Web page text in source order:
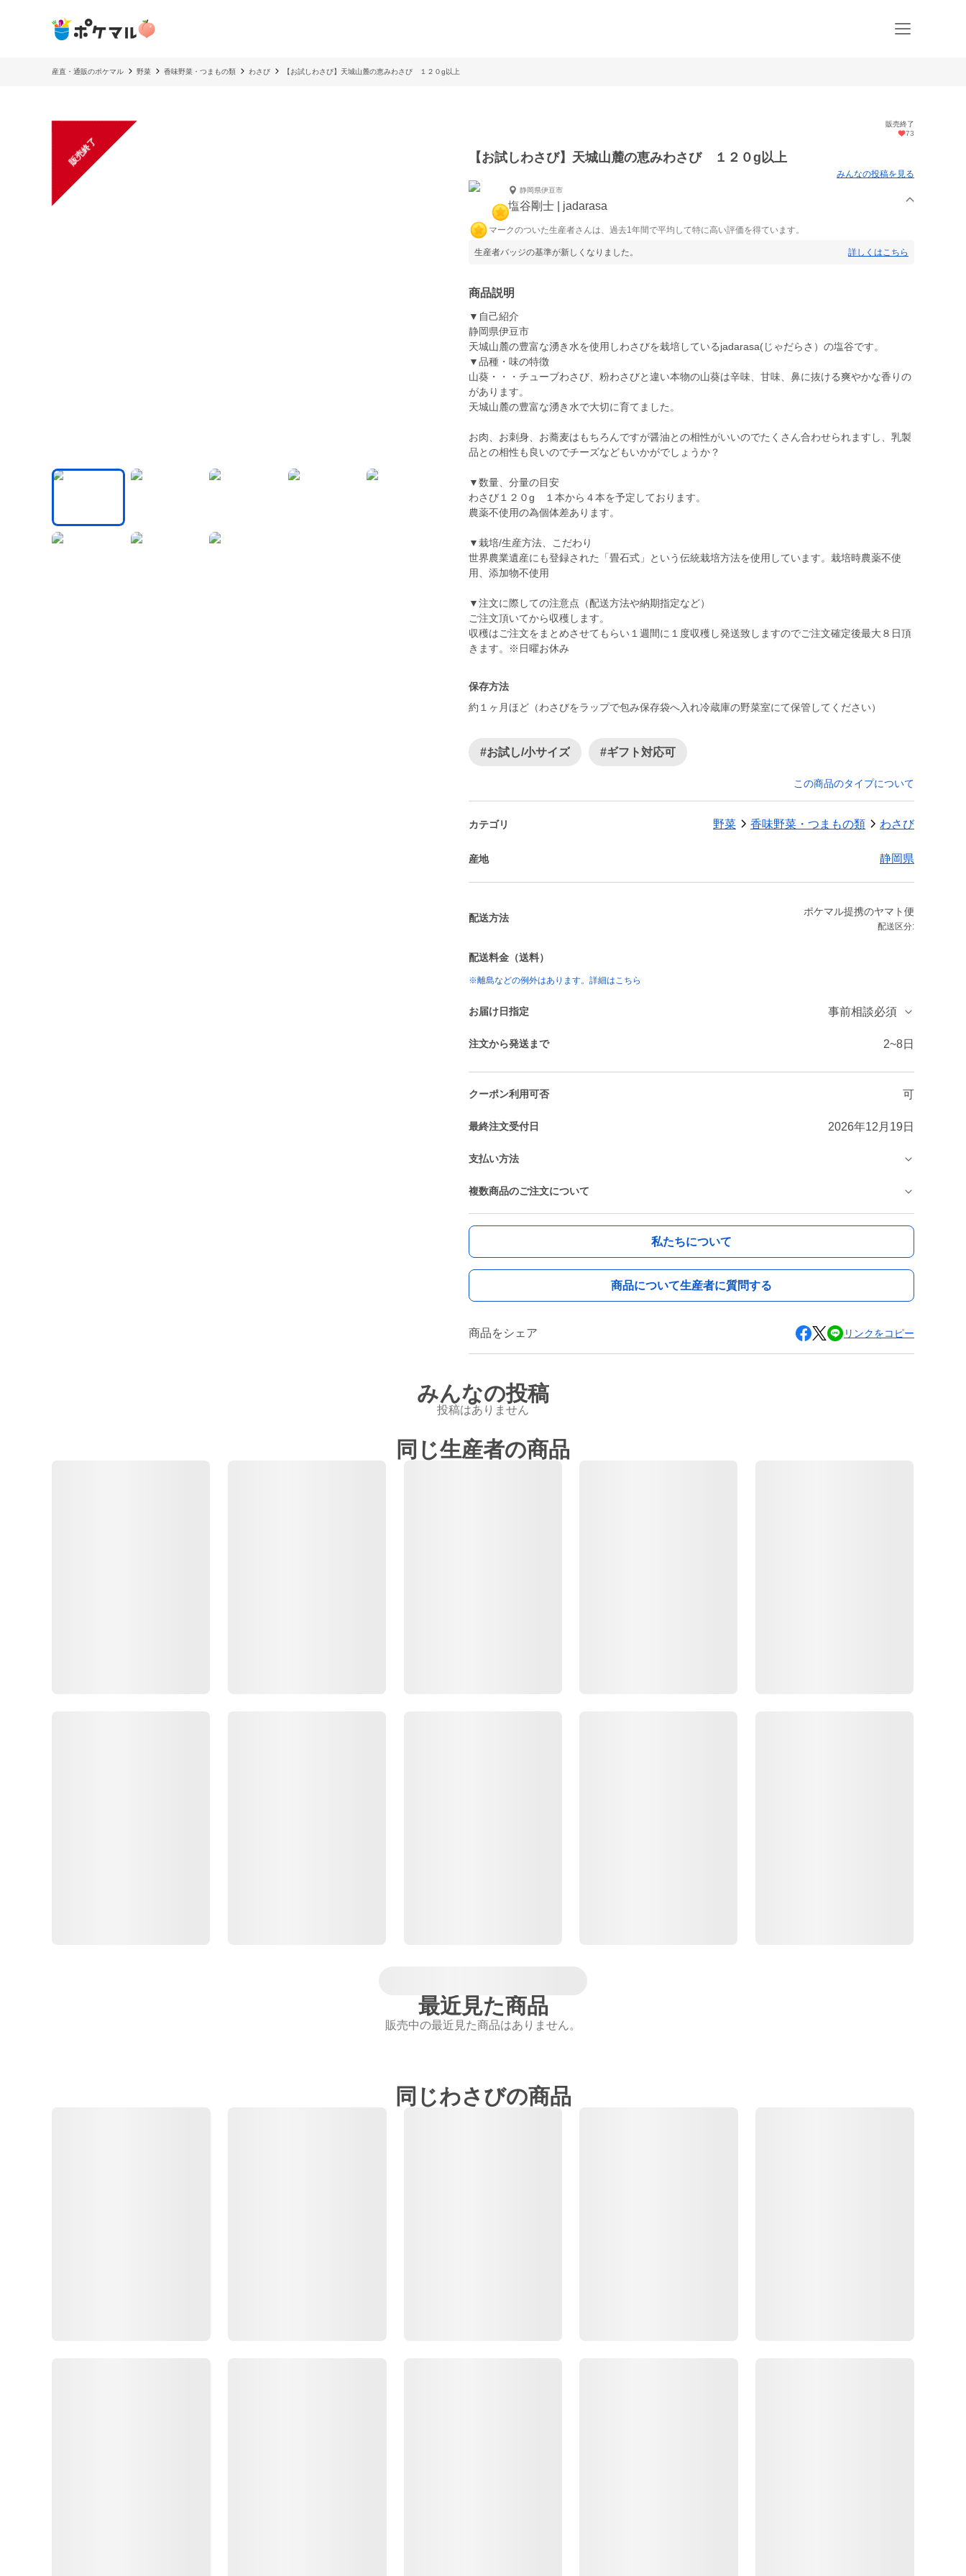
産直・通販のポケマル 野菜 香味野菜・つまもの類 わさび 【お試しわさび】天城山麓の恵みわさび １２０g以上
販売終了
販売終了
73
【お試しわさび】天城山麓の恵みわさび １２０g以上
みんなの投稿を見る
静岡県伊豆市
塩谷剛士 | jadarasa
マークのついた生産者さんは、過去1年間で平均して特に高い評価を得ています。
生産者バッジの基準が新しくなりました。 詳しくはこちら
商品説明
▼自己紹介
静岡県伊豆市
天城山麓の豊富な湧き水を使用しわさびを栽培しているjadarasa(じゃだらさ）の塩谷です。
▼品種・味の特徴
山葵・・・チューブわさび、粉わさびと違い本物の山葵は辛味、甘味、鼻に抜ける爽やかな香りの
があります。
天城山麓の豊富な湧き水で大切に育てました。
お肉、お刺身、お蕎麦はもちろんですが醤油との相性がいいのでたくさん合わせられますし、乳製
品との相性も良いのでチーズなどもいかがでしょうか？
▼数量、分量の目安
わさび１２０g １本から４本を予定しております。
農薬不使用の為個体差あります。
▼栽培/生産方法、こだわり
世界農業遺産にも登録された「畳石式」という伝統栽培方法を使用しています。栽培時農薬不使
用、添加物不使用
▼注文に際しての注意点（配送方法や納期指定など）
ご注文頂いてから収穫します。
収穫はご注文をまとめさせてもらい１週間に１度収穫し発送致しますのでご注文確定後最大８日頂
きます。※日曜お休み
保存方法
約１ヶ月ほど（わさびをラップで包み保存袋へ入れ冷蔵庫の野菜室にて保管してください）
#お試し/小サイズ #ギフト対応可
この商品のタイプについて
カテゴリ 野菜 香味野菜・つまもの類 わさび
産地 静岡県
配送方法
ポケマル提携のヤマト便
配送区分:
配送料金（送料）
※離島などの例外はあります。詳細はこちら
お届け日指定 事前相談必須
注文から発送まで 2~8日
クーポン利用可否 可
最終注文受付日 2026年12月19日
支払い方法
複数商品のご注文について
私たちについて
商品について生産者に質問する
商品をシェア リンクをコピー
みんなの投稿
投稿はありません
同じ生産者の商品
最近見た商品
販売中の最近見た商品はありません。
同じわさびの商品